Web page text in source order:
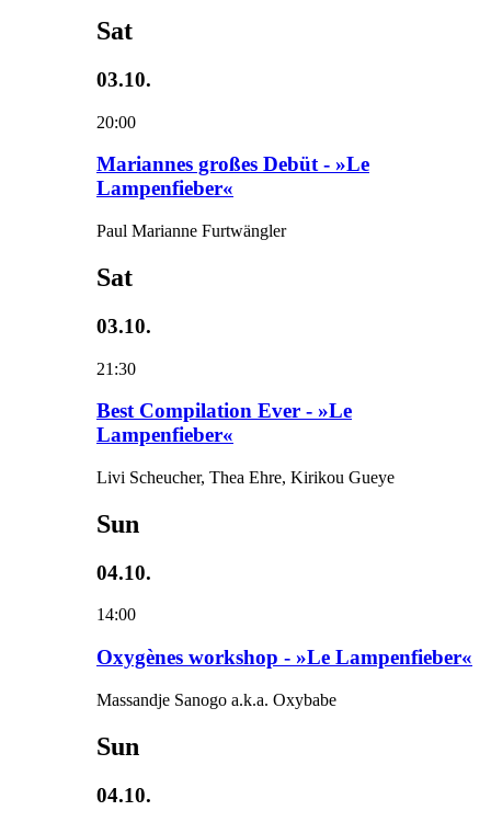
Sat
03.10.
20:00
Mariannes großes Debüt - »Le
Lampenfieber«
Paul Marianne Furtwängler
Sat
03.10.
21:30
Best Compilation Ever - »Le
Lampenfieber«
Livi Scheucher, Thea Ehre, Kirikou Gueye
Sun
04.10.
14:00
Oxygènes workshop - »Le Lampenfieber«
Massandje Sanogo a.k.a. Oxybabe
Sun
04.10.